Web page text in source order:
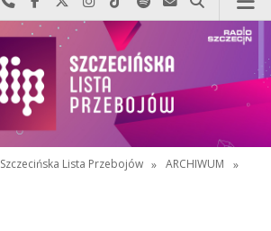
Szczecińska Lista Przebojów » ARCHIWUM
»